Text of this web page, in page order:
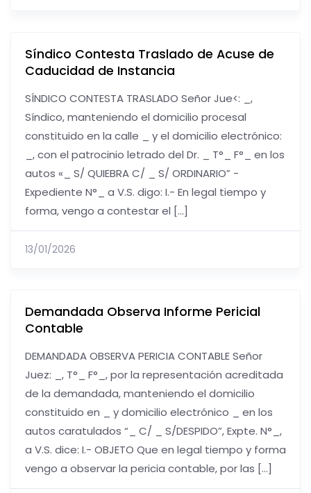
Síndico Contesta Traslado de Acuse de
Caducidad de Instancia
SÍNDICO CONTESTA TRASLADO Señor Jue<: _,
Síndico, manteniendo el domicilio procesal
constituido en la calle _ y el domicilio electrónico:
_, con el patrocinio letrado del Dr. _ T°_ F°_ en los
autos «_ S/ QUIEBRA C/ _ S/ ORDINARIO” -
Expediente N°_ a V.S. digo: I.- En legal tiempo y
forma, vengo a contestar el […]
13/01/2026
Demandada Observa Informe Pericial
Contable
DEMANDADA OBSERVA PERICIA CONTABLE Señor
Juez: _, T°_ F°_, por la representación acreditada
de la demandada, manteniendo el domicilio
constituido en _ y domicilio electrónico _ en los
autos caratulados “_ C/ _ S/DESPIDO”, Expte. N°_,
a V.S. dice: I.- OBJETO Que en legal tiempo y forma
vengo a observar la pericia contable, por las […]